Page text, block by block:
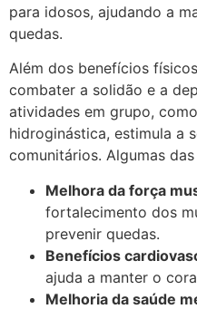
para idosos, ajudando a
quedas.
Além dos benefícios
combater a solidão e a
atividades em grupo,
hidroginástica, estimula a
comunitários. Algumas
Melhora da força
fortalecimento dos
prevenir quedas.
Benefícios
ajuda a manter o
Melhoria da saúde